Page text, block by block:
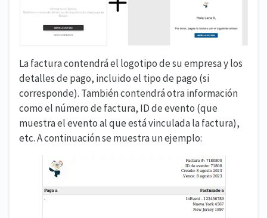
La factura contendrá el logotipo de su empresa y los
detalles de pago, incluido el tipo de pago (si
corresponde). También contendrá otra información
como el número de factura, ID de evento (que
muestra el evento al que está vinculada la factura),
etc. A continuación se muestra un ejemplo: